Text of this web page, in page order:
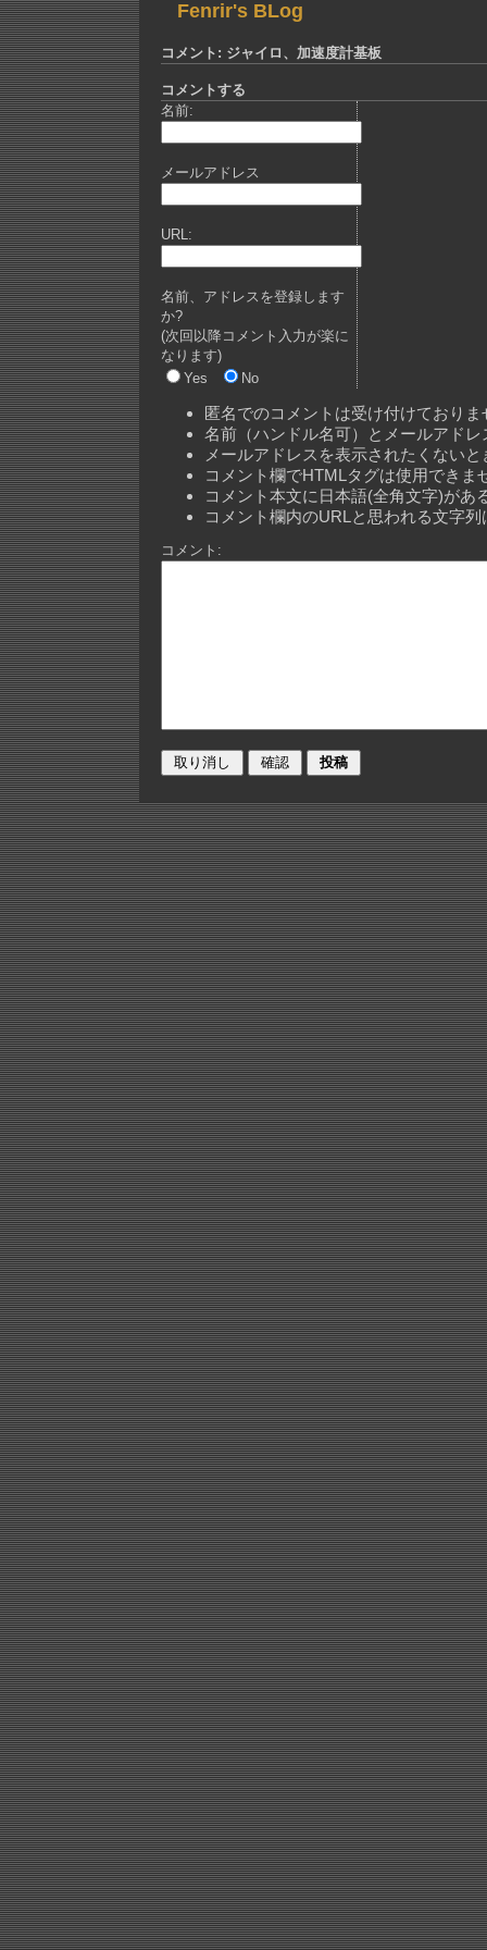
Fenrir's BLog
コメント: ジャイロ、加速度計基板
コメントする
名前:
メールアドレス
URL:
名前、アドレスを登録します
か?
(次回以降コメント入力が楽に
なります)
Yes
No
匿名でのコメントは受け付けておりま
名前（ハンドル名可）とメールアド
メールアドレスを表示されたくない
コメント欄でHTMLタグは使用できま
コメント本文に日本語(全角文字)があ
コメント欄内のURLと思われる文字
コメント: